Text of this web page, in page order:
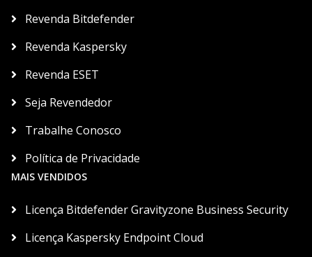
Revenda Bitdefender
Revenda Kaspersky
Revenda ESET
Seja Revendedor
Trabalhe Conosco
Política de Privacidade
MAIS VENDIDOS
Licença Bitdefender Gravityzone Business Security
Licença Kaspersky Endpoint Cloud